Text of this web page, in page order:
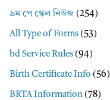
৯ম পে স্কেল নিউজ (254)
All Type of Forms (53)
bd Service Rules (94)
Birth Certificate Info (56)
BRTA Information (78)